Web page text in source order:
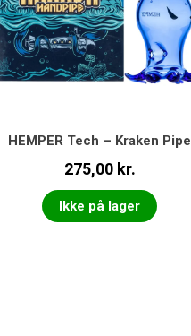
HEMPER Tech – Kraken Pipe
275,00 kr.
Ikke på lager